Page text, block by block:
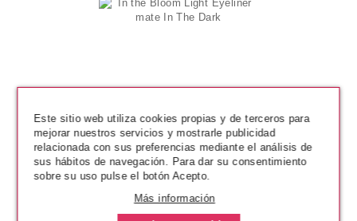
ESSENCE
In the Bloom Light Eyeliner mate
In The Dark
Este sitio web utiliza cookies propias y de terceros para
mejorar nuestros servicios y mostrarle publicidad
relacionada con sus preferencias mediante el análisis de
sus hábitos de navegación. Para dar su consentimiento
sobre su uso pulse el botón Acepto.
Más información